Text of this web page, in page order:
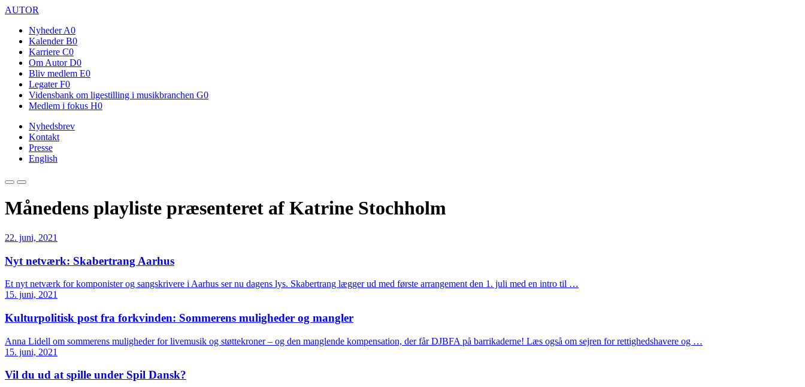
AUTOR
Nyheder A0
Kalender B0
Karriere C0
Om Autor D0
Bliv medlem E0
Legater F0
Vidensbank om ligestilling i musikbranchen G0
Medlem i fokus H0
Nyhedsbrev
Kontakt
Presse
English
Månedens playliste præsenteret af Katrine Stochholm
22. juni, 2021
Nyt netværk: Skabertrang Aarhus
Et nyt netværk for komponister og sangskrivere i Aarhus ser nu dagens lys. Skabertrang lægger ud med første arrangement den 1. juli med en intro til …
15. juni, 2021
Kulturpolitisk post fra forkvinden: Sommerens muligheder og mangler
Anna Lidell om sommerens muligheder for livemusik og støttekroner – og den manglende kompensation, der får DJBFA på barrikaderne! Læs også om sejren for rettighedshavere og …
15. juni, 2021
Vil du ud at spille under Spil Dansk?